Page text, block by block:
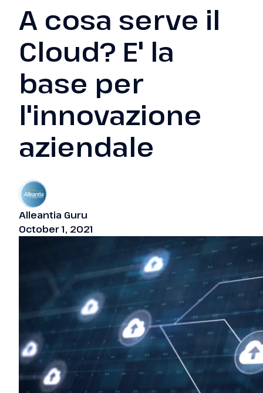
A cosa serve il
Cloud? E' la
base per
l'innovazione
aziendale
Alleantia Guru
October 1, 2021